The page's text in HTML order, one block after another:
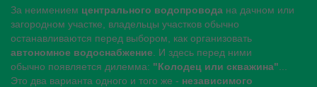
За неимением центрального водопровода на дачном или
загородном участке, владельцы участков обычно
останавливаются перед выбором, как организовать
автономное водоснабжение . И здесь перед ними
обычно появляется дилемма: "Колодец или скважина"
Это два варианта одного и того же - независимого